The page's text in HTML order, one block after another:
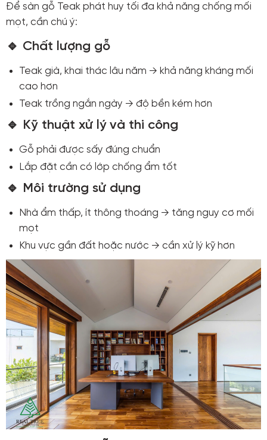
Để sàn gỗ Teak phát huy tối đa khả năng chống mối
mọt, cần chú ý:
🔹 Chất lượng gỗ
Teak già, khai thác lâu năm → khả năng kháng mối
cao hơn
Teak trồng ngắn ngày → độ bền kém hơn
🔹 Kỹ thuật xử lý và thi công
Gỗ phải được sấy đúng chuẩn
Lắp đặt cần có lớp chống ẩm tốt
🔹 Môi trường sử dụng
Nhà ẩm thấp, ít thông thoáng → tăng nguy cơ mối
mọt
Khu vực gần đất hoặc nước → cần xử lý kỹ hơn